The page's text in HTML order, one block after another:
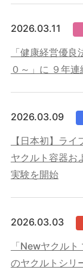
2026.03.11
「健康経営優
０～」に ９年
2026.03.09
【日本初】ラ
ヤクルト容器お
実験を開始
2026.03.03
「Newヤクル
のヤクルトシリ